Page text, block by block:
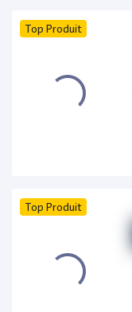
Top Produit
Top Produit